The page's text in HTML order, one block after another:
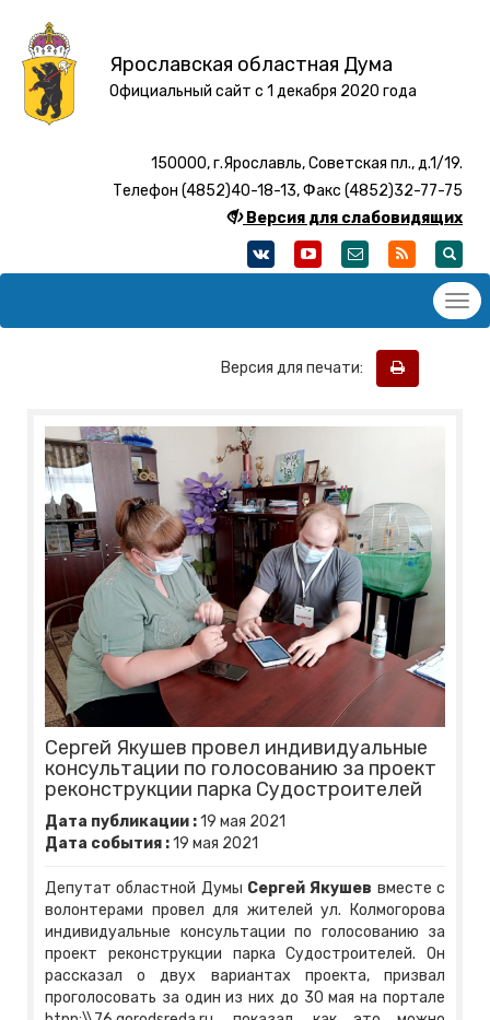
Ярославская областная Дума
Официальный сайт с 1 декабря 2020 года
150000, г.Ярославль, Советская пл., д.1/19.
Телефон (4852)40-18-13, Факс (4852)32-77-75
Версия для слабовидящих
Версия для печати:
Сергей Якушев провел индивидуальные
консультации по голосованию за проект
реконструкции парка Судостроителей
Дата публикации :19 мая 2021
Дата события :19 мая 2021
Депутат областной Думы Сергей Якушев вместе с
волонтерами провел для жителей ул. Колмогорова
индивидуальные консультации по голосованию за
проект реконструкции парка Судостроителей. Он
рассказал о двух вариантах проекта, призвал
проголосовать за один из них до 30 мая на портале